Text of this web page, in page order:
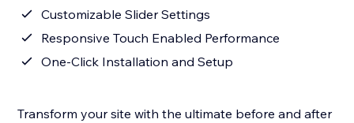
Customizable Slider Settings
Responsive Touch Enabled Performance
One‑Click Installation and Setup
Transform your site with the ultimate before and after